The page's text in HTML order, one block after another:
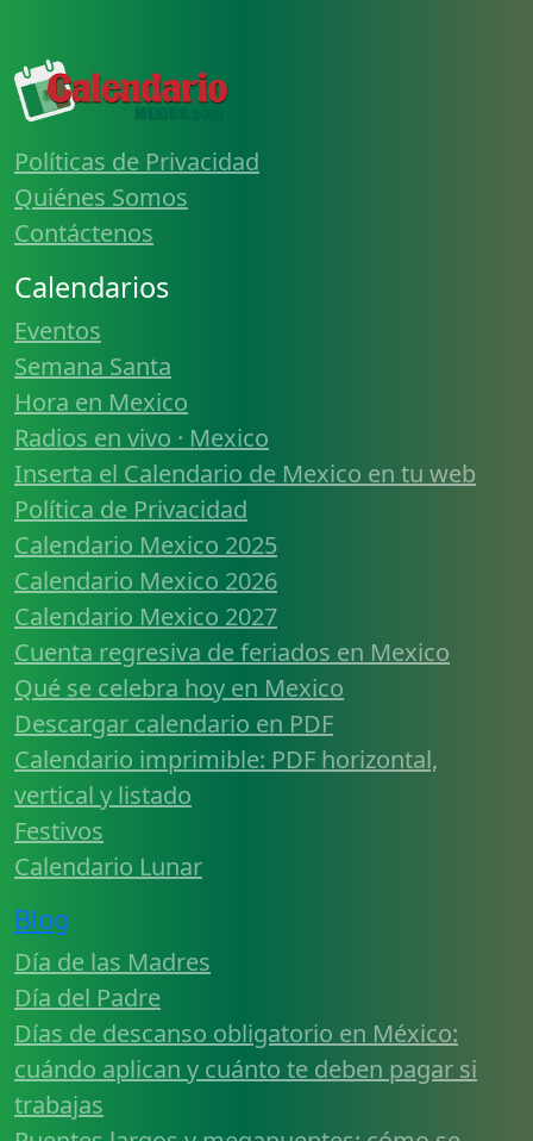
Políticas de Privacidad
Quiénes Somos
Contáctenos
Calendarios
Eventos
Semana Santa
Hora en Mexico
Radios en vivo · Mexico
Inserta el Calendario de Mexico en tu web
Política de Privacidad
Calendario Mexico 2025
Calendario Mexico 2026
Calendario Mexico 2027
Cuenta regresiva de feriados en Mexico
Qué se celebra hoy en Mexico
Descargar calendario en PDF
Calendario imprimible: PDF horizontal,
vertical y listado
Festivos
Calendario Lunar
Blog
Día de las Madres
Día del Padre
Días de descanso obligatorio en México:
cuándo aplican y cuánto te deben pagar si
trabajas